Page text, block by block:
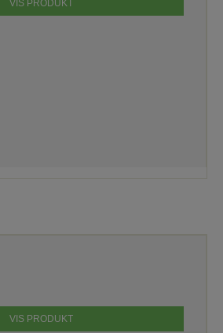
VIS PRODUKT
VIS PRODUKT